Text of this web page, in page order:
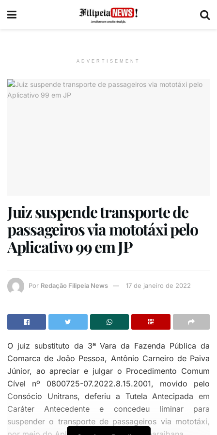
ADVERTISEMENT
Juiz suspende transporte de
passageiros via mototáxi pelo
Aplicativo 99 em JP
Por Redação Filipeia News 17 de janeiro de 2022
O juiz substituto da 3ª Vara da Fazenda Pública da
Comarca de João Pessoa, Antônio Carneiro de Paiva
Júnior, ao apreciar e julgar o Procedimento Comum
Cível nº 0800725-07.2022.8.15.2001, movido pelo
Consócio Unitrans, deferiu a Tutela Antecipada em
Caráter Antecedente e concedeu liminar para
suspender o transporte de passageiros via mototáxi,